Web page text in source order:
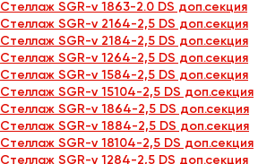
Стеллаж SGR-v 1863-2.0 DS доп.секция
Стеллаж SGR-v 2164-2,5 DS доп.секция
Стеллаж SGR-v 2184-2,5 DS доп.секция
Стеллаж SGR-v 1264-2,5 DS доп.секция
Стеллаж SGR-v 1584-2,5 DS доп.секция
Стеллаж SGR-v 15104-2,5 DS доп.секция
Стеллаж SGR-v 1864-2,5 DS доп.секция
Стеллаж SGR-v 1884-2,5 DS доп.секция
Стеллаж SGR-v 18104-2,5 DS доп.секция
Стеллаж SGR-v 1284-2,5 DS доп.секция